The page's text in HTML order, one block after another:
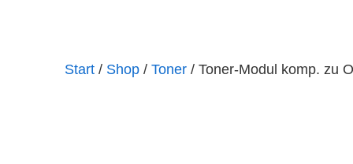
Start / Shop / Toner / Toner-Modul komp. zu